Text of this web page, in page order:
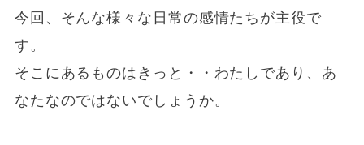
今回、そんな様々な日常の感情たちが主役で
す。
そこにあるものはきっと・・わたしであり、あ
なたなのではないでしょうか。